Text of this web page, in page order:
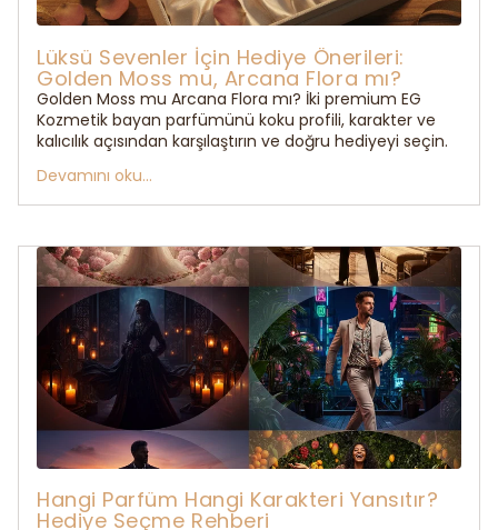
Lüksü Sevenler İçin Hediye Önerileri:
Golden Moss mu, Arcana Flora mı?
Golden Moss mu Arcana Flora mı? İki premium EG
Kozmetik bayan parfümünü koku profili, karakter ve
kalıcılık açısından karşılaştırın ve doğru hediyeyi seçin.
Devamını oku...
Hangi Parfüm Hangi Karakteri Yansıtır?
Hediye Seçme Rehberi